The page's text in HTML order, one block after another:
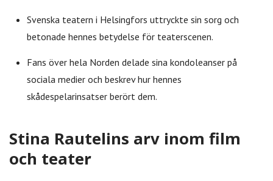
Svenska teatern i Helsingfors uttryckte sin sorg och
betonade hennes betydelse för teaterscenen.
Fans över hela Norden delade sina kondoleanser på
sociala medier och beskrev hur hennes
skådespelarinsatser berört dem.
Stina Rautelins arv inom film
och teater